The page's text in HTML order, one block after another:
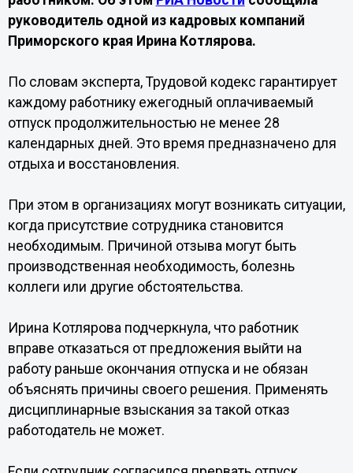
руководитель одной из кадровых компаний
Приморского края Ирина Котлярова.
По словам эксперта, Трудовой кодекс гарантирует
каждому работнику ежегодный оплачиваемый
отпуск продолжительностью не менее 28
календарных дней. Это время предназначено для
отдыха и восстановления.
При этом в организациях могут возникать ситуации,
когда присутствие сотрудника становится
необходимым. Причиной отзыва могут быть
производственная необходимость, болезнь
коллеги или другие обстоятельства.
Ирина Котлярова подчеркнула, что работник
вправе отказаться от предложения выйти на
работу раньше окончания отпуска и не обязан
объяснять причины своего решения. Применять
дисциплинарные взыскания за такой отказ
работодатель не может.